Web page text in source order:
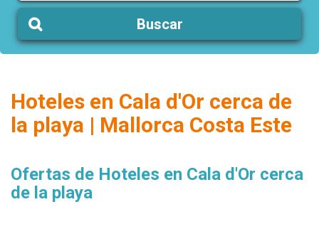
Buscar
Hoteles en Cala d'Or cerca de
la playa | Mallorca Costa Este
Ofertas de Hoteles en Cala d'Or cerca
de la playa